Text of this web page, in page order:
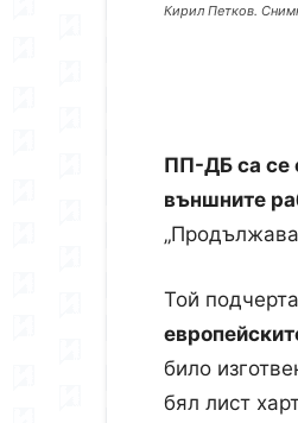
Кирил Петков.
ПП-ДБ са се
външните
Той
било
бял лист